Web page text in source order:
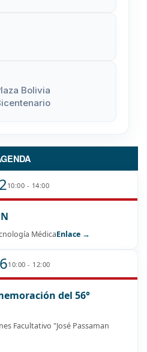
Bolivia
10:00 - 14:00
MédicaEnlace →
10:00 - 12:00
del 56°
Facultativo "José Passaman